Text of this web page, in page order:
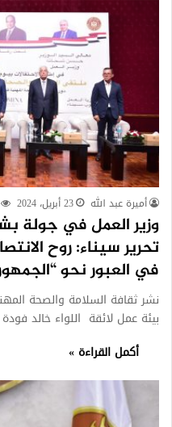
أميرة عبد الله 23 أبريل، 2024
وزير العمل في جولة
تحرير سيناء: روح
في العبور نحو
نشر ثقافة السلامة والصحة
بيئة عمل لائقة اللواء خالد
أكمل القراءة »